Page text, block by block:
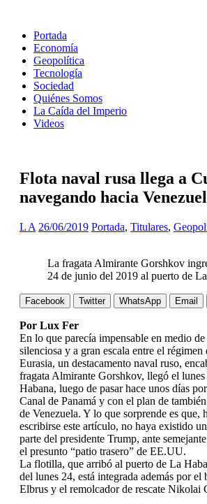
Portada
Economía
Geopolítica
Tecnología
Sociedad
Quiénes Somos
La Caída del Imperio
Videos
Flota naval rusa llega a
navegando hacia
L A 26/06/2019 Portada, Titulares,
La fragata Almirante Gorshkov
24 de junio del 2019 al puerto de
Facebook Twitter WhatsApp Email
Por Lux Fer
En lo que parecía impensable en medio
silenciosa y a gran escala entre el
Eurasia, un destacamento naval ruso,
fragata Almirante Gorshkov, llegó el
Habana, luego de pasar hace unos días
Canal de Panamá y con el plan de
de Venezuela. Y lo que sorprende es que,
escribirse este artículo, no haya existido
parte del presidente Trump, ante
el presunto “patio trasero” de EE.UU.
La flotilla, que arribó al puerto de La
del lunes 24, está integrada además por el
Elbrus y el remolcador de rescate Nikolai